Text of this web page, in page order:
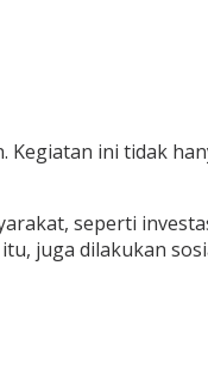
ini tidak
seperti
juga dilakukan